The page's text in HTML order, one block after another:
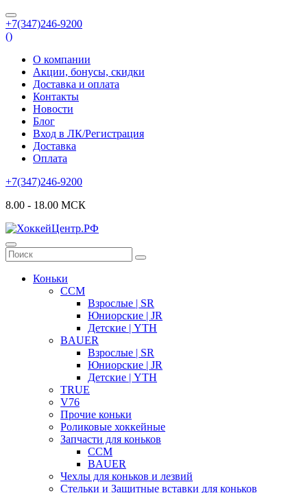
+7(347)246-9200
()
О компании
Акции, бонусы, скидки
Доставка и оплата
Контакты
Новости
Блог
Вход в ЛК/Регистрация
Доставка
Оплата
+7(347)246-9200
8.00 - 18.00 МСК
Коньки
CCM
Взрослые | SR
Юниорские | JR
Детские | YTH
BAUER
Взрослые | SR
Юниорские | JR
Детские | YTH
TRUE
V76
Прочие коньки
Роликовые хоккейные
Запчасти для коньков
CCM
BAUER
Чехлы для коньков и лезвий
Стельки и Защитные вставки для коньков